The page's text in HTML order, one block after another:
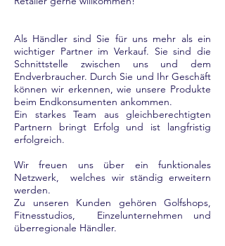
Als Händler sind Sie für uns mehr als ein
wichtiger Partner im Verkauf. Sie sind die
Schnittstelle zwischen uns und dem
Endverbraucher. Durch Sie und Ihr Geschäft
können wir erkennen, wie unsere Produkte
beim Endkonsumenten ankommen.
Ein starkes Team aus gleichberechtigten
Partnern bringt Erfolg und ist langfristig
erfolgreich.
Wir freuen uns über ein funktionales
Netzwerk, welches wir ständig erweitern
werden.
Zu unseren Kunden gehören Golfshops,
Fitnesstudios, Einzelunternehmen und
überregionale Händler.